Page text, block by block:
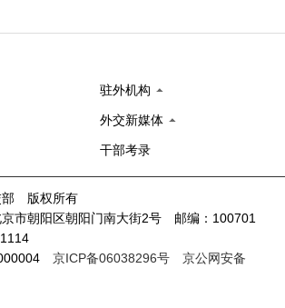
驻外机构
外交新媒体
干部考录
部 版权所有
市朝阳区朝阳门南大街2号 邮编：100701
京ICP备06038296号
京公网安备